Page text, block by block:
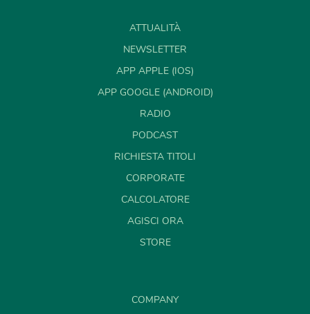
ATTUALITÀ
NEWSLETTER
APP APPLE (IOS)
APP GOOGLE (ANDROID)
RADIO
PODCAST
RICHIESTA TITOLI
CORPORATE
CALCOLATORE
AGISCI ORA
STORE
COMPANY